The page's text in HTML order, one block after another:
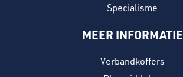
Specialisme
MEER INFORMATIE
Verbandkoffers